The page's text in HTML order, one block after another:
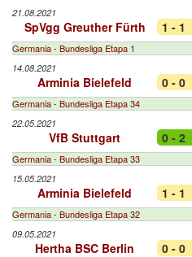
21.08.2021
SpVgg Greuther Fürth 1 - 1
Germania - Bundesliga Etapa 1
14.08.2021
Arminia Bielefeld 0 - 0
Germania - Bundesliga Etapa 34
22.05.2021
VfB Stuttgart 0 - 2
Germania - Bundesliga Etapa 33
15.05.2021
Arminia Bielefeld 1 - 1
Germania - Bundesliga Etapa 32
09.05.2021
Hertha BSC Berlin 0 - 0